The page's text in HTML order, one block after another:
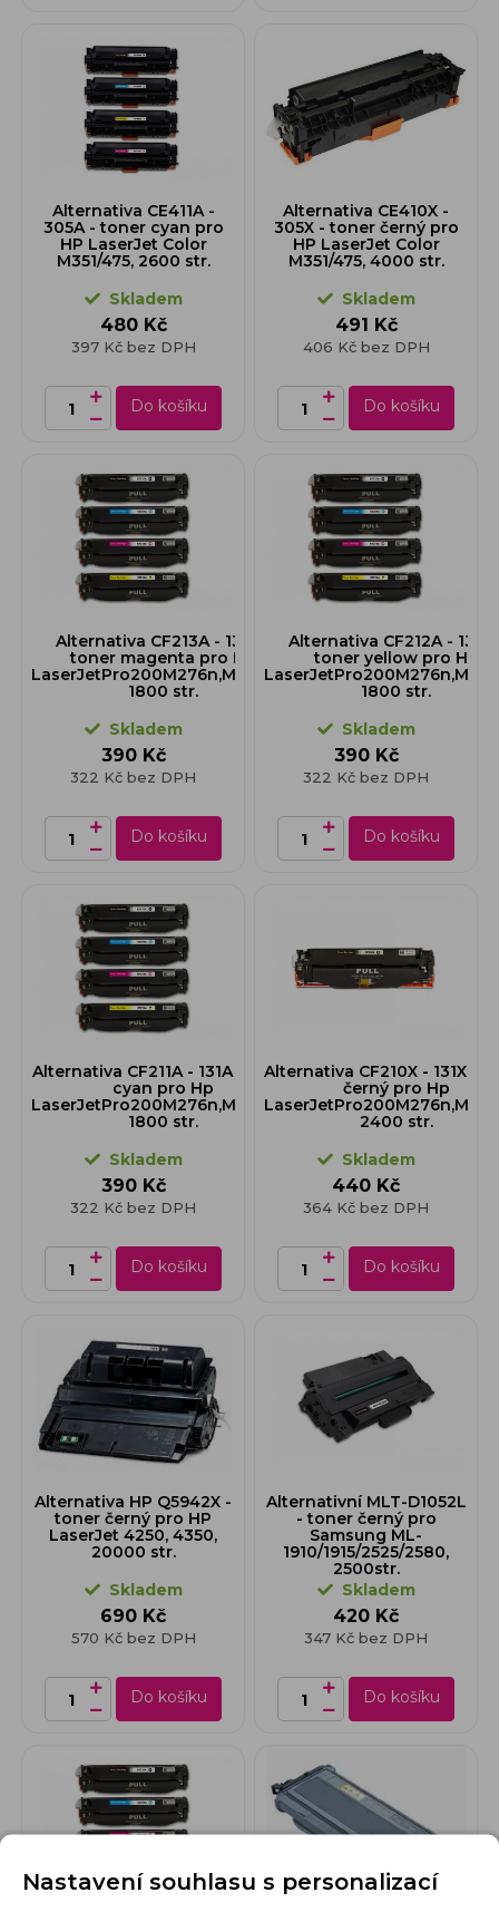
Alternativa CE411A -
305A - toner cyan pro
HP LaserJet Color
M351/475, 2600 str.
Skladem
480 Kč
397 Kč bez DPH
Do košíku
Alternativa CE410X -
305X - toner černý pro
HP LaserJet Color
M351/475, 4000 str.
Skladem
491 Kč
406 Kč bez DPH
Do košíku
Alternativa CF213A - 131A -
toner magenta pro Hp
LaserJetPro200M276n,M276nw,
1800 str.
Skladem
390 Kč
322 Kč bez DPH
Do košíku
Alternativa CF212A - 131A
toner yellow pro Hp
1800 str.
Skladem
390 Kč
322 Kč bez DPH
Do košíku
Alternativa CF211A - 131A - toner
cyan pro Hp
LaserJetPro200M276n,M276nw,
1800 str.
Skladem
390 Kč
322 Kč bez DPH
Do košíku
Alternativa CF210X - 131X -
černý pro Hp
2400 str.
Skladem
440 Kč
364 Kč bez DPH
Do košíku
Alternativa HP Q5942X -
toner černý pro HP
LaserJet 4250, 4350,
20000 str.
Skladem
690 Kč
570 Kč bez DPH
Do košíku
Alternativní MLT-D1052L
- toner černý pro
Samsung ML-
1910/1915/2525/2580,
2500str.
Skladem
420 Kč
347 Kč bez DPH
Do košíku
Nastavení souhlasu s personalizací